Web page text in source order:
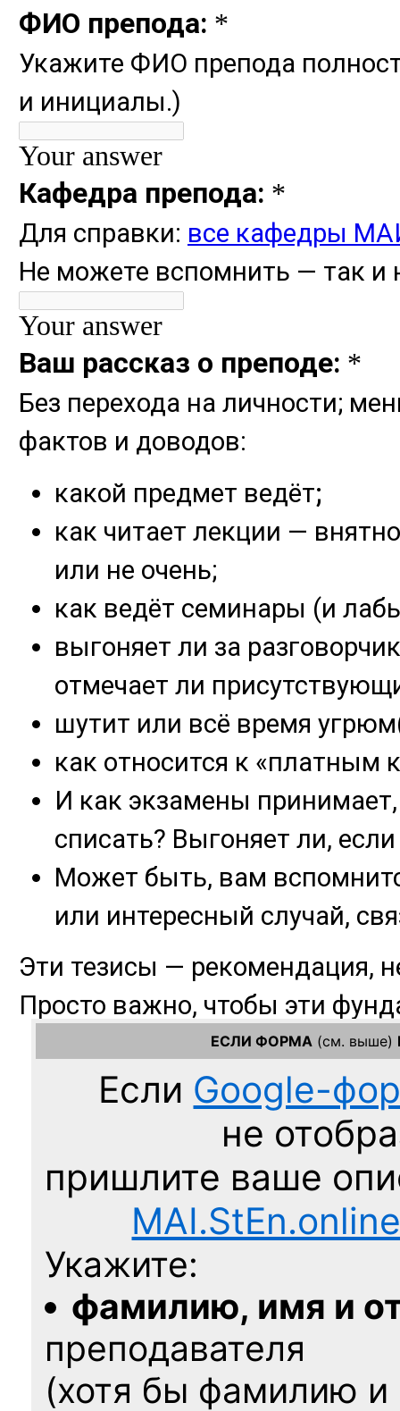
ЕСЛИ ФОРМА (см. выше)
Если Google-
не
пришлите ваше
Укажите:
фамилию, имя и
преподавателя
(хотя бы фамилию